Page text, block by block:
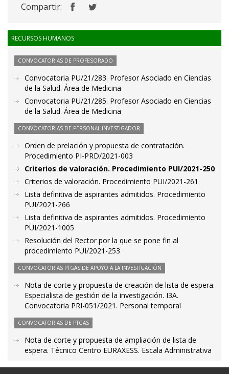
Compartir:
RECURSOS HUMANOS
CONVOCATORIAS DE PROFESORADO
Convocatoria PU/21/283. Profesor Asociado en Ciencias
de la Salud. Área de Medicina
Convocatoria PU/21/285. Profesor Asociado en Ciencias
de la Salud. Área de Medicina
CONVOCATORIAS DE PERSONAL INVESTIGADOR
Orden de prelación y propuesta de contratación.
Procedimiento PI-PRD/2021-003
Criterios de valoración. Procedimiento PUI/2021-250
Criterios de valoración. Procedimiento PUI/2021-261
Lista definitiva de aspirantes admitidos. Procedimiento
PUI/2021-266
Lista definitiva de aspirantes admitidos. Procedimiento
PUI/2021-1005
Resolución del Rector por la que se pone fin al
procedimiento PUI/2021-253
CONVOCATORIAS PTGAS DE APOYO A LA INVESTIGACIÓN
Nota de corte y propuesta de creación de lista de espera.
Especialista de gestión de la investigación. I3A.
Convocatoria PRI-051/2021. Personal temporal
CONVOCATORIAS DE PTGAS
Nota de corte y propuesta de ampliación de lista de
espera. Técnico Centro EURAXESS. Escala Administrativa